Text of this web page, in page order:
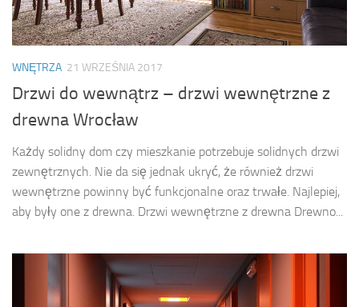
WNĘTRZA 21 WRZEŚNIA 2017
Drzwi do wewnątrz – drzwi wewnętrzne z
drewna Wrocław
Każdy solidny dom czy mieszkanie potrzebuje solidnych drzwi
zewnętrznych. Nie da się jednak ukryć, że również drzwi
wewnętrzne powinny być funkcjonalne oraz trwałe. Najlepiej,
aby były one z drewna. Drzwi wewnętrzne z drewna Drewno...